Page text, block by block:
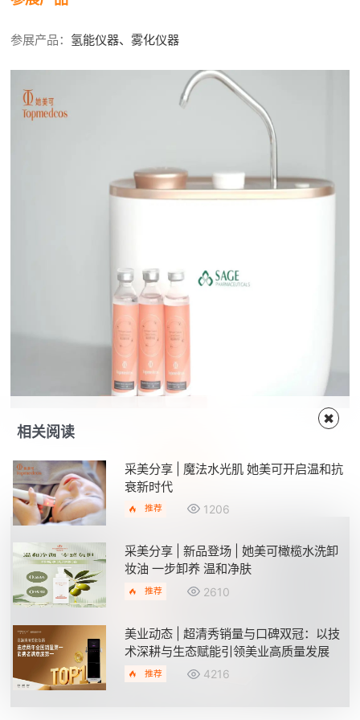
参展产品： 氢能仪器、雾化仪器
五洲聚美
13.2馆 E07A
相关阅读
✖
采美分享 | 魔法水光肌 她美可开启温和抗
衰新时代
推荐 1206
采美分享 | 新品登场 | 她美可橄榄水洗卸
妆油 一步卸养 温和净肤
推荐 2610
美业动态 | 超清秀销量与口碑双冠：以技
术深耕与生态赋能引领美业高质量发展
推荐 4216